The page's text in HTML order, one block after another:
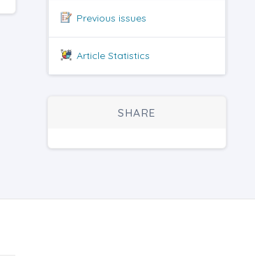
Previous issues
Article Statistics
SHARE